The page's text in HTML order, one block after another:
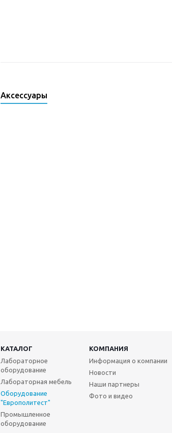
Аксессуары
КАТАЛОГ КОМПАНИЯ
Лабораторное
оборудование
Лабораторная мебель
Оборудование
"Европолитест"
Промышленное
оборудование
Информация о компании
Новости
Наши партнеры
Фото и видео